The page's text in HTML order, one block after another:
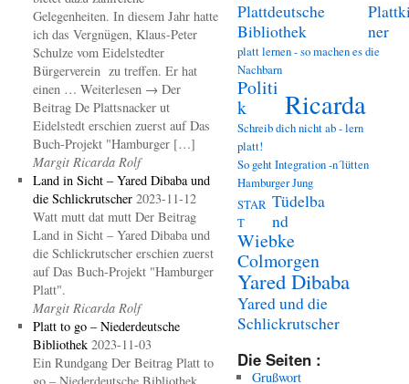
Gelegenheiten. In diesem Jahr hatte
ich das Vergnügen, Klaus-Peter
Schulze vom Eidelstedter
Bürgerverein zu treffen. Er hat
einen … Weiterlesen → Der
Beitrag De Plattsnacker ut
Eidelstedt erschien zuerst auf Das
Buch-Projekt "Hamburger […]
Margit Ricarda Rolf
Land in Sicht – Yared Dibaba und
die Schlickrutscher 2023-11-12
Watt mutt dat mutt Der Beitrag
Land in Sicht – Yared Dibaba und
die Schlickrutscher erschien zuerst
auf Das Buch-Projekt "Hamburger
Platt".
Margit Ricarda Rolf
Platt to go – Niederdeutsche
Bibliothek 2023-11-03
Ein Rundgang Der Beitrag Platt to
Plattdeutsche
Bibliothek
ner
platt lernen - so machen es die
Nachbarn
Politi
k
Ricarda
Schreib dich nicht ab - lern
platt!
So geht Integration -n´lütten
Hamburger Jung
STAR
T
Tüdelba
nd
Wiebke
Colmorgen
Yared Dibaba
Yared und die
Schlickrutscher
Die Seiten :
Grußwort